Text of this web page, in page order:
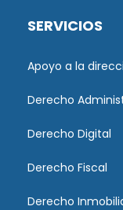
SERVICIOS
Apoyo a la
Derecho
Derecho Digital
Derecho Fiscal
Derecho